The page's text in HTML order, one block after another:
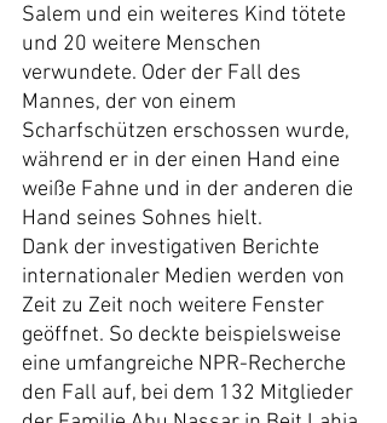
Salem und ein weiteres Kind tötete
und 20 weitere Menschen
verwundete. Oder der Fall des
Mannes, der von einem
Scharfschützen erschossen wurde,
während er in der einen Hand eine
weiße Fahne und in der anderen die
Hand seines Sohnes hielt.
Dank der investigativen Berichte
internationaler Medien werden von
Zeit zu Zeit noch weitere Fenster
geöffnet. So deckte beispielsweise
eine umfangreiche NPR-Recherche
den Fall auf, bei dem 132 Mitglieder